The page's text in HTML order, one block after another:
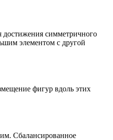
достижения симметричного
элементом с другой
фигур вдоль этих
Сбалансированное